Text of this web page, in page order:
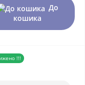
До
кошика
!!!